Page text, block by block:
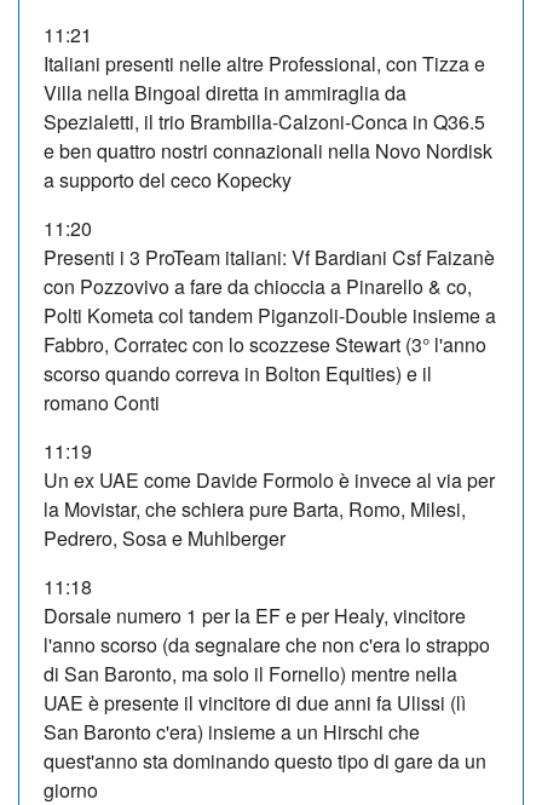
11:21
Italiani presenti nelle altre Professional, con Tizza e
Villa nella Bingoal diretta in ammiraglia da
Spezialetti, il trio Brambilla-Calzoni-Conca in Q36.5
e ben quattro nostri connazionali nella Novo Nordisk
a supporto del ceco Kopecky
11:20
Presenti i 3 ProTeam italiani: Vf Bardiani Csf Faizanè
con Pozzovivo a fare da chioccia a Pinarello & co,
Polti Kometa col tandem Piganzoli-Double insieme a
Fabbro, Corratec con lo scozzese Stewart (3° l'anno
scorso quando correva in Bolton Equities) e il
romano Conti
11:19
Un ex UAE come Davide Formolo è invece al via per
la Movistar, che schiera pure Barta, Romo, Milesi,
Pedrero, Sosa e Muhlberger
11:18
Dorsale numero 1 per la EF e per Healy, vincitore
l'anno scorso (da segnalare che non c'era lo strappo
di San Baronto, ma solo il Fornello) mentre nella
UAE è presente il vincitore di due anni fa Ulissi (lì
San Baronto c'era) insieme a un Hirschi che
quest'anno sta dominando questo tipo di gare da un
giorno